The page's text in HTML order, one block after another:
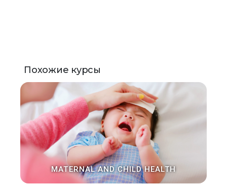
Похожие курсы
MATERNAL AND CHILD HEALTH